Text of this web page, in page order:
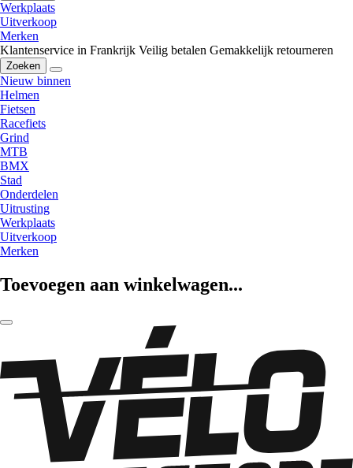
Werkplaats
Uitverkoop
Merken
Klantenservice in Frankrijk Veilig betalen Gemakkelijk retourneren
Zoeken
Nieuw binnen
Helmen
Fietsen
Racefiets
Grind
MTB
BMX
Stad
Onderdelen
Uitrusting
Werkplaats
Uitverkoop
Merken
Toevoegen aan winkelwagen...